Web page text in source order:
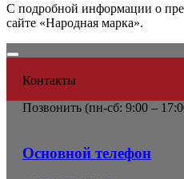
С подробной информации о
сайте «Народная марка».
Контакты
Позвонить (пн-сб: 9:00 –
Основной телефон